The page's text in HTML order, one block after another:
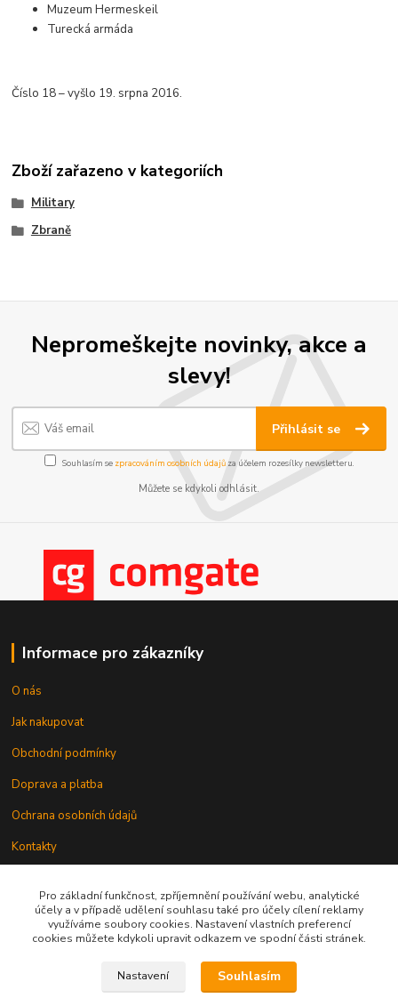
Muzeum Hermeskeil
Turecká armáda
Číslo 18 – vyšlo 19. srpna 2016.
Zboží zařazeno v kategoriích
Military
Zbraně
Nepromeškejte novinky, akce a
slevy!
Přihlásit se
Souhlasím se zpracováním osobních údajůza účelem rozesílky newsletteru.
Můžete se kdykoli odhlásit.
Informace pro zákazníky
O nás
Jak nakupovat
Obchodní podmínky
Doprava a platba
Ochrana osobních údajů
Kontakty
Pro základní funkčnost, zpříjemnění používání webu, analytické
účely a v případě udělení souhlasu také pro účely cílení reklamy
využíváme soubory cookies. Nastavení vlastních preferencí
cookies můžete kdykoli upravit odkazem ve spodní části stránek.
Nastavení Souhlasím